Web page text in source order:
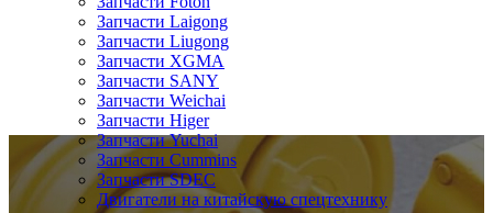
Запчасти Laigong
Запчасти Liugong
Запчасти XGMA
Запчасти SANY
Запчасти Weichai
Запчасти Higer
Запчасти Yuchai
Запчасти Cummins
Запчасти SDEC
Двигатели на китайскую спецтехнику